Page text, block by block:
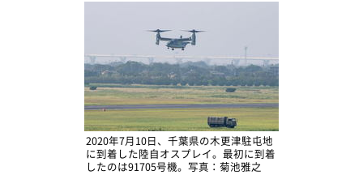
2020年7月10日、千葉県の木更津駐屯地
に到着した陸自オスプレイ。最初に到着
したのは91705号機。写真：菊池雅之